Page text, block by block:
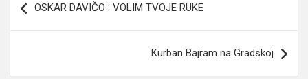
članaka
OSKAR DAVIČO : VOLIM TVOJE RUKE
Kurban Bajram na Gradskoj